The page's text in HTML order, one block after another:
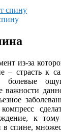
из-за
– страсть к
болевые
важности
к
спине,